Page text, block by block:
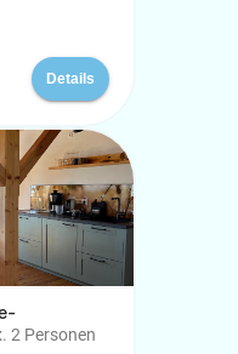
- 1
Details
2 Personen